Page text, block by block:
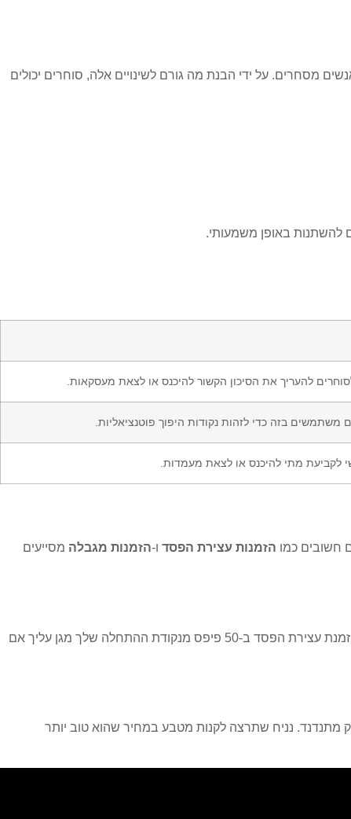
מסחרים. על ידי הבנת מה גורם לשינויים אלה, סוחרים יכולים
להשתנות באופן משמעותי.
להעריך את הסיכון הקשור להיכנס או לצאת מעסקאות.
משתמשים בזה כדי לזהות נקודות היפוך פוטנציאליות.
לקביעת מתי להיכנס או לצאת מעמדות.
הזמנות עצירת הפסד ו-הזמנות מגבלה מסייעים
הן הרשת הביטחון של הסוחר. הן סוגרות עסקה באופן אוטומטי אם המחירים נעים יותר מדי נגדה. לדוגמה, הגדרת הזמנת עצירת הפסד ב-50 פיפס מנקודת ההתחלה שלך מגן עליך אם
נניח שתרצה לקנות מטבע במחיר שהוא טוב יותר